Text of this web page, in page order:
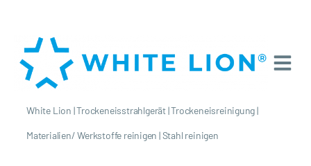
White Lion |Trockeneisstrahlgerät|Trockeneisreinigung|
Materialien/ Werkstoffe reinigen |Stahl reinigen